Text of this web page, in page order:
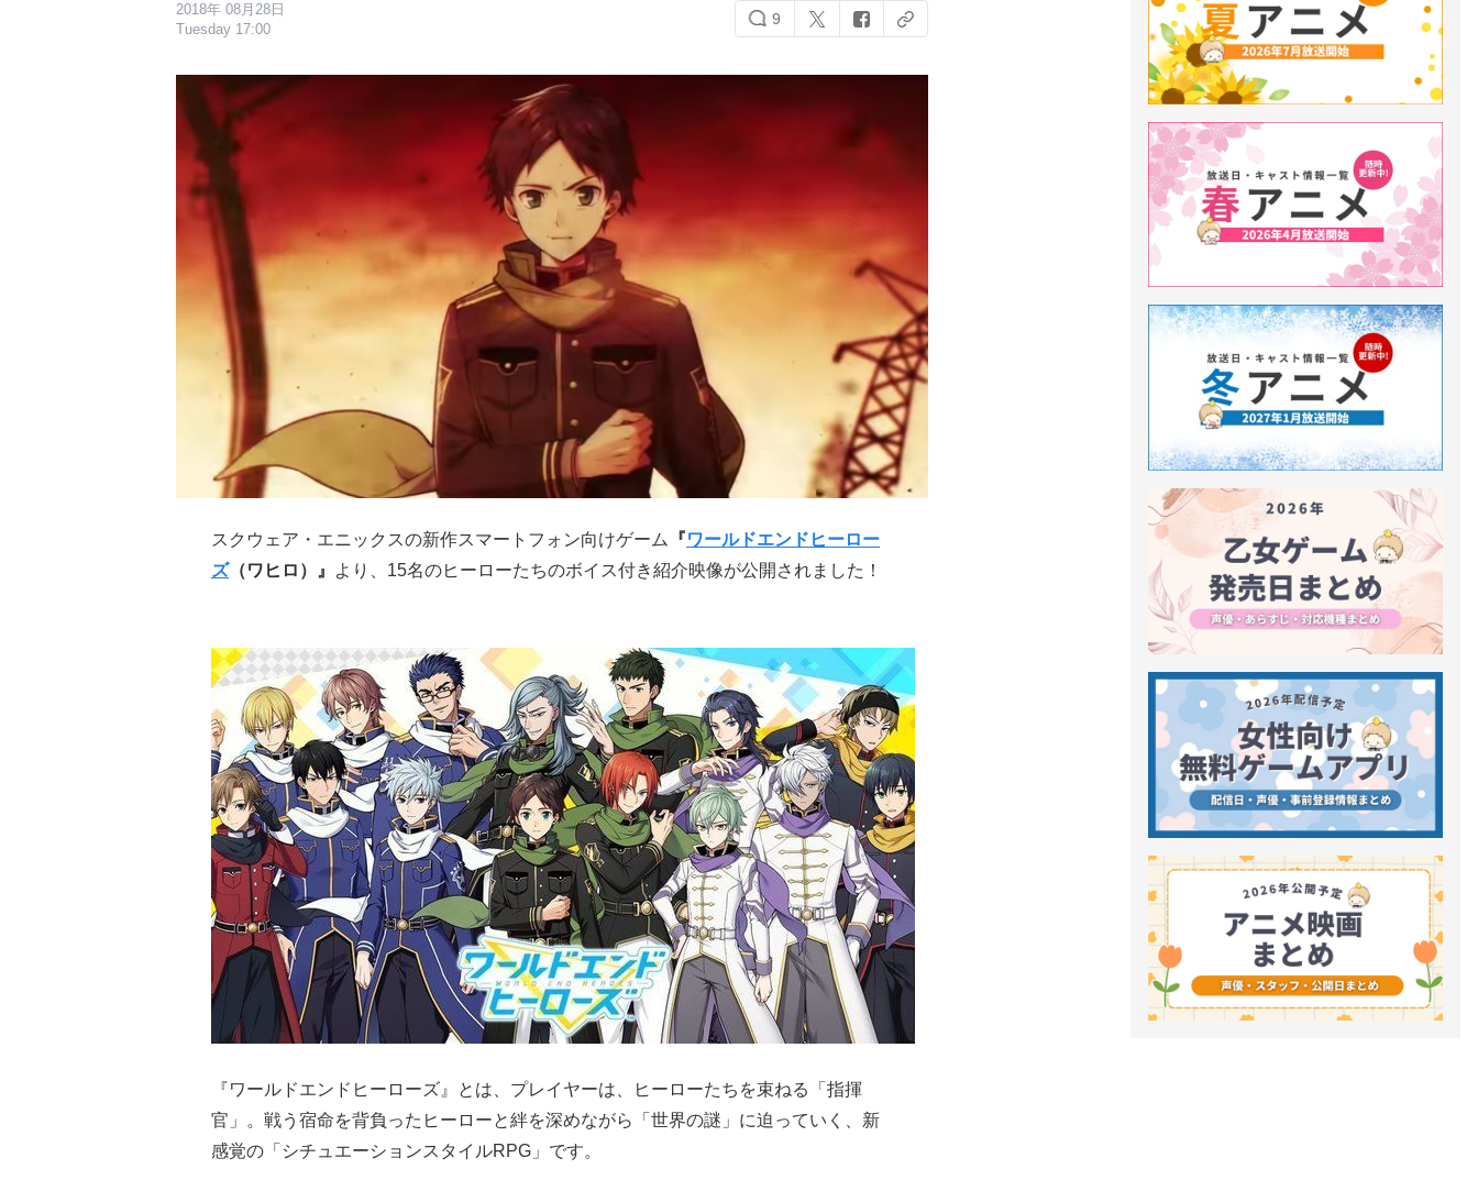
2018年 08月28日
Tuesday 17:00
9
スクウェア・エニックスの新作スマートフォン向けゲーム 『ワールドエンドヒーロー
ズ（ワヒロ）』 より、15名のヒーローたちのボイス付き紹介映像が公開されました！
『ワールドエンドヒーローズ』とは、プレイヤーは、ヒーローたちを束ねる「指揮
官」。戦う宿命を背負ったヒーローと絆を深めながら「世界の謎」に迫っていく、新
感覚の「シチュエーションスタイルRPG」です。